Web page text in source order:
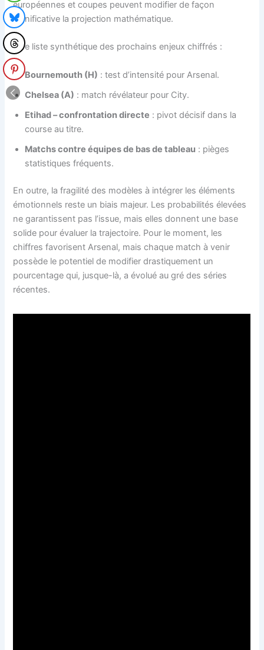
européennes et coupes peuvent modifier de façon
significative la projection mathématique.
Une liste synthétique des prochains enjeux chiffrés :
Bournemouth (H) : test d’intensité pour Arsenal.
Chelsea (A) : match révélateur pour City.
Etihad – confrontation directe : pivot décisif dans la
course au titre.
Matchs contre équipes de bas de tableau : pièges
statistiques fréquents.
En outre, la fragilité des modèles à intégrer les éléments
émotionnels reste un biais majeur. Les probabilités élevées
ne garantissent pas l’issue, mais elles donnent une base
solide pour évaluer la trajectoire. Pour le moment, les
chiffres favorisent Arsenal, mais chaque match à venir
possède le potentiel de modifier drastiquement un
pourcentage qui, jusque-là, a évolué au gré des séries
récentes.